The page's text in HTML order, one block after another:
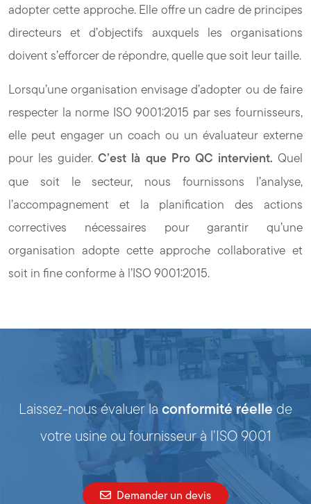
adopter cette approche. Elle offre un cadre de principes
directeurs et d’objectifs auxquels les organisations
doivent s’efforcer de répondre, quelle que soit leur taille.
Lorsqu’une organisation envisage d’adopter ou de faire
respecter la norme ISO 9001:2015 par ses fournisseurs,
elle peut engager un coach ou un évaluateur externe
pour les guider.C’est là que Pro QC intervient. Quel
que soit le secteur, nous fournissons l’analyse,
l’accompagnement et la planification des actions
correctives nécessaires pour garantir qu’une
organisation adopte cette approche collaborative et
soit in fine conforme à l’ISO 9001:2015.
Laissez-nous évaluer laconformité réellede
votre usine ou fournisseur à l’ISO 9001
Demander un devis